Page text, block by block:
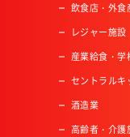
飲食店・外食
レジャー施設
産業給食・学
セントラルキ
酒造業
高齢者・介護